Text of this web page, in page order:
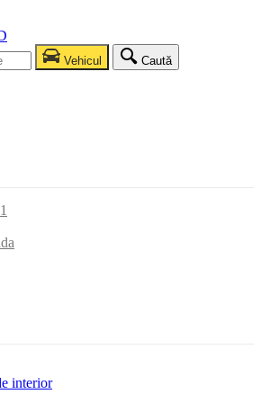
Vehicul Caută
interior